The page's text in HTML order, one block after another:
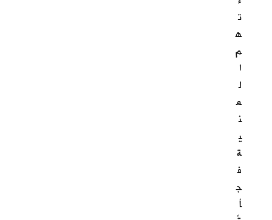
ت
ه
م
ا
ل
م
ن
ي
ة
ف
ج
أ